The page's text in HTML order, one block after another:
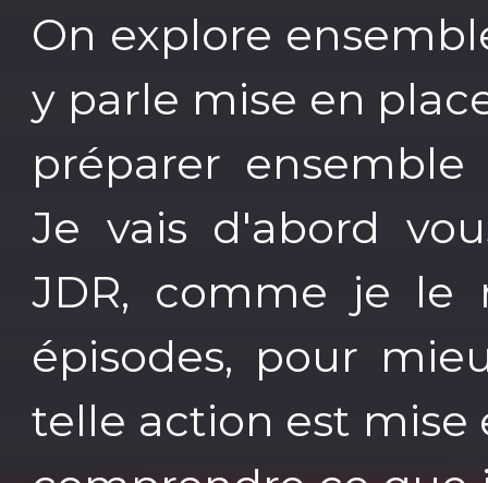
On explore
y parle mise en
préparer
Je vais d'abord
JDR, comme je le
épisodes, pour
telle action est